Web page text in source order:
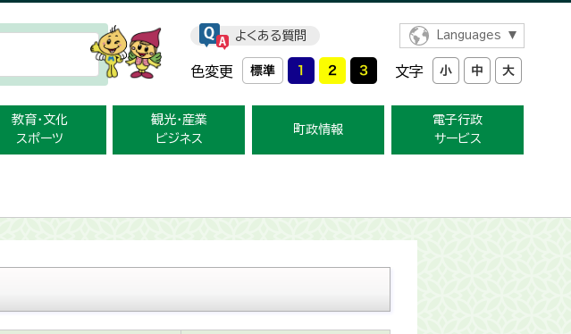
よくある質問 Languages
色変更 文字
教育・文化
スポーツ
観光・産業
ビジネス
町政情報
電子行政
サービス